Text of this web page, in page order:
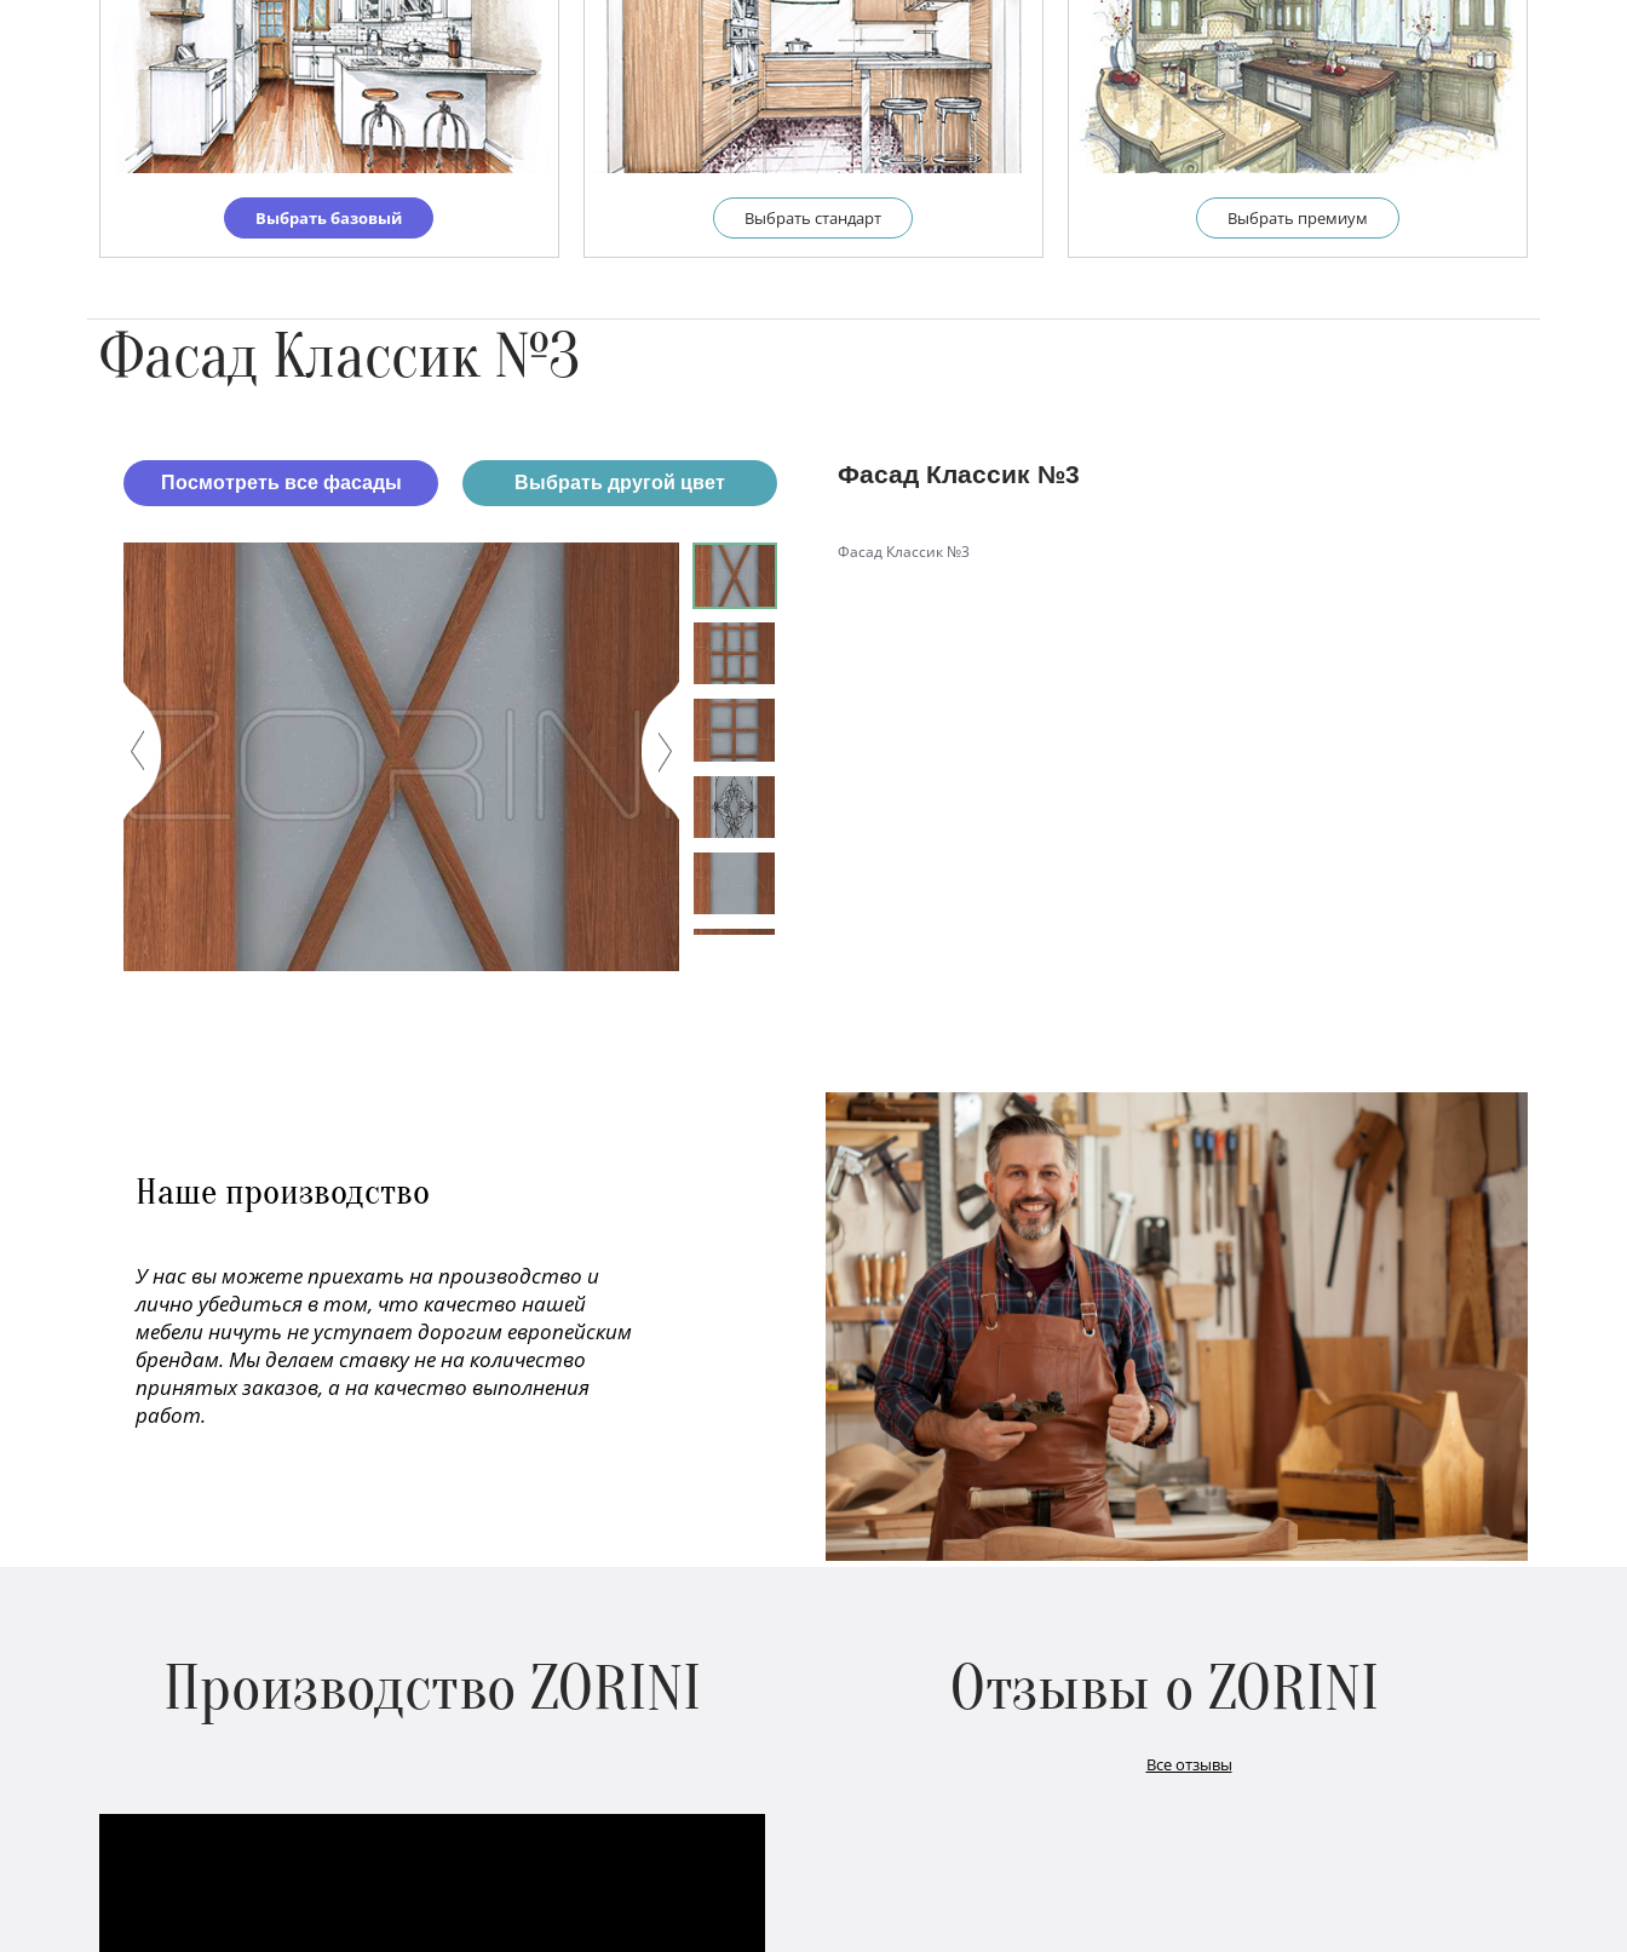
Выбрать базовый Выбрать cтандарт Выбрать премиум
Фасад Классик №3
Посмотреть все фасады Выбрать другой цвет Фасад Классик №3
Фасад Классик №3
Наше производство
У нас вы можете приехать на производство и
лично убедиться в том, что качество нашей
мебели ничуть не уступает дорогим европейским
брендам. Мы делаем ставку не на количество
принятых заказов, а на качество выполнения
работ.
Производство ZORINI Отзывы о ZORINI
Все отзывы